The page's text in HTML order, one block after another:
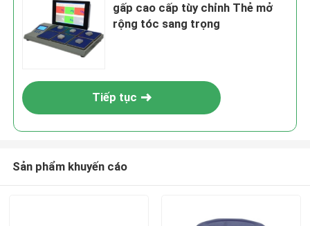
gấp cao cấp tùy chỉnh Thẻ mở
rộng tóc sang trọng
Tiếp tục
Sản phẩm khuyến cáo